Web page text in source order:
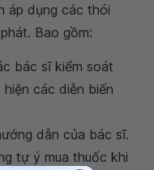
áp dụng các thói
Bao gồm:
bác sĩ kiểm soát
các diễn biến
dẫn của bác sĩ.
tự ý mua thuốc khi